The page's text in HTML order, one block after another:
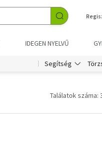
IDEGEN NYELVŰ
Segítség
Találatok száma: